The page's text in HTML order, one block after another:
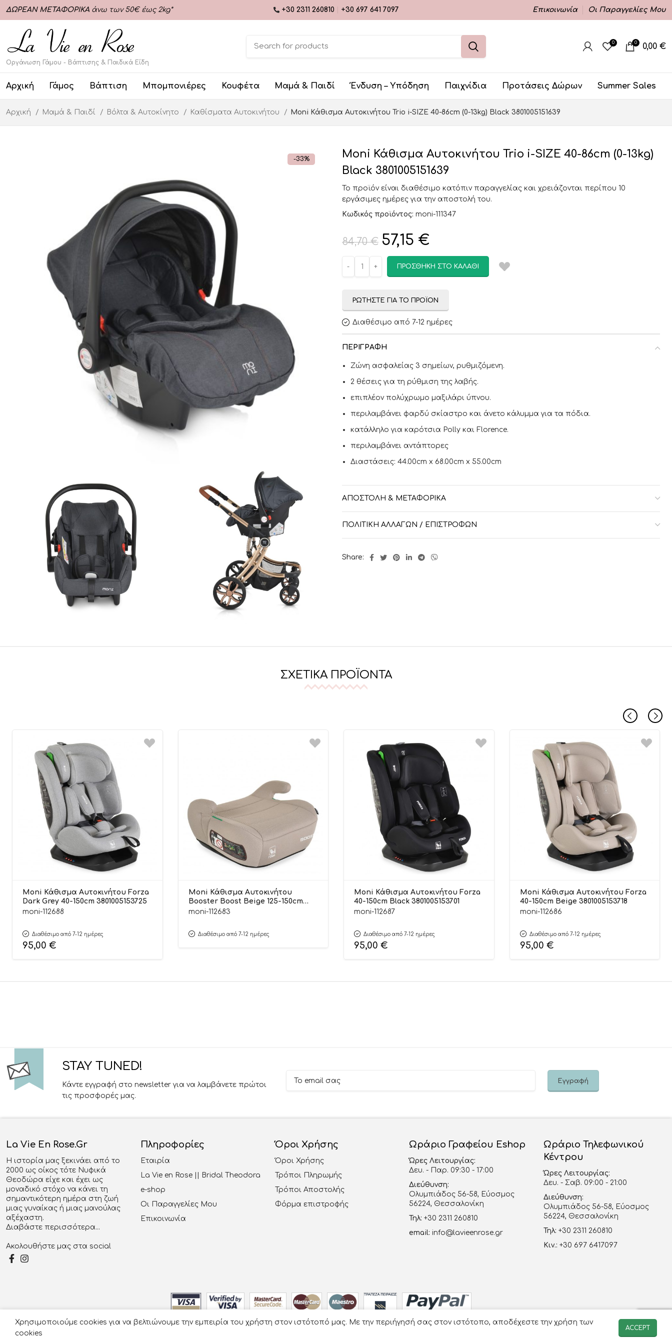
ΔΩΡΕΑΝ ΜΕΤΑΦΟΡΙΚΑ άνω των 50€ έως 2kg* +30 2311 260810 +30 697 641 7097 Επικοινωνία Οι Παραγγελίες Μου
Οργάνωση Γάμου - Βάπτισης & Παιδικά Είδη
0 0 0,00 €
Αρχική Γάμος Βάπτιση Μπομπονιέρες Κουφέτα Μαμά & Παιδί Ένδυση – Υπόδηση Παιχνίδια Προτάσεις Δώρων Summer Sales
Αρχική Μαμά & Παιδί Βόλτα & Αυτοκίνητο Καθίσματα Αυτοκινήτου Moni Κάθισμα Αυτοκινήτου Trio i-SIZE 40-86cm (0-13kg) Black 3801005151639
-33%
Moni Κάθισμα Αυτοκινήτου Trio i-SIZE 40-86cm (0-13kg)
Black 3801005151639
Το προϊόν είναι διαθέσιμο κατόπιν παραγγελίας και χρειάζονται περίπου 10
εργάσιμες ημέρες για την αποστολή του.
Κωδικός προϊόντος: moni-111347
84,70€ 57,15 €
ΠΡΟΣΘΉΚΗ ΣΤΟ ΚΑΛΆΘΙ
ΡΩΤΉΣΤΕ ΓΙΑ ΤΟ ΠΡΟΪΌΝ
Διαθέσιμο από 7-12 ημέρες
ΠΕΡΙΓΡΑΦΉ
Ζώνη ασφαλείας 3 σημείων, ρυθμιζόμενη.
2 θέσεις για τη ρύθμιση της λαβής.
επιπλέον πολύχρωμο μαξιλάρι ύπνου.
περιλαμβάνει φαρδύ σκίαστρο και άνετο κάλυμμα για τα πόδια.
κατάλληλο για καρότσια Polly και Florence.
περιλαμβάνει αντάπτορες
Διαστάσεις: 44.00cm x 68.00cm x 55.00cm
ΑΠΟΣΤΟΛΉ & ΜΕΤΑΦΟΡΙΚΆ
ΠΟΛΙΤΙΚΉ ΑΛΛΑΓΏΝ / ΕΠΙΣΤΡΟΦΏΝ
Share:
ΣΧΕΤΙΚΆ ΠΡΟΪΌΝΤΑ
Moni Κάθισμα Αυτοκινήτου Forza
Dark Grey 40-150cm 3801005153725
moni-112688
Διαθέσιμο από 7-12 ημέρες
95,00 €
Moni Κάθισμα Αυτοκινήτου
Booster Boost Beige 125-150cm
3801005153749
moni-112683
Διαθέσιμο από 7-12 ημέρες
Moni Κάθισμα Αυτοκινήτου Forza
40-150cm Black 3801005153701
moni-112687
Διαθέσιμο από 7-12 ημέρες
95,00 €
Moni Κάθισμα Αυτοκινήτου Forza
40-150cm Beige 3801005153718
moni-112686
Διαθέσιμο από 7-12 ημέρες
95,00 €
STAY TUNED!
Κάντε εγγραφή στο newsletter για να λαμβάνετε πρώτοι
τις προσφορές μας.
La Vie En Rose.gr
Η ιστορία μας ξεκινάει από το
2000 ως οίκος τότε Νυφικά
Θεοδώρα είχε και έχει ως
μοναδικό στόχο να κάνει τη
σημαντικότερη ημέρα στη ζωή
μιας γυναίκας ή μιας μανούλας
αξέχαστη.
Διαβάστε περισσότερα...
Ακολουθήστε μας στα social
Πληροφορίες
Εταιρία
La Vie en Rose || Bridal Theodora
e-shop
Οι Παραγγελίες Μου
Επικοινωνία
Όροι Χρήσης
Όροι Χρήσης
Τρόποι Πληρωμής
Τρόποι Αποστολής
Φόρμα επιστροφής
Ωράριο Γραφείου Eshop
Ώρες Λειτουργίας:
Δευ. - Παρ. 09:30 - 17:00
Διεύθυνση:
Ολυμπιάδος 56-58, Εύοσμος
56224, Θεσσαλονίκη
Τηλ: +30 2311 260810
email: info@lavieenrose.gr
Ωράριο Τηλεφωνικού
Κέντρου
Ώρες Λειτουργίας:
Δευ. - Σαβ. 09:00 - 21:00
Διεύθυνση:
Ολυμπιάδος 56-58, Εύοσμος
56224, Θεσσαλονίκη
Τηλ: +30 2311 260810
Κιν.: +30 697 6417097
Χρησιμοποιούμε cookies για να βελτιώνουμε την εμπειρία του χρήστη στον ιστότοπό μας. Με την περιήγησή σας στον ιστότοπο, αποδέχεστε την χρήση των
cookies
ACCEPT